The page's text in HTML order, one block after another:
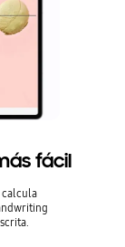
fácil
calcula